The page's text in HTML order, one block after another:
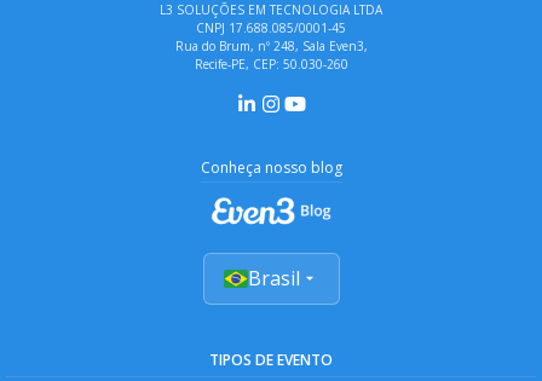
L3 SOLUÇÕES EM TECNOLOGIA LTDA
CNPJ 17.688.085/0001-45
Rua do Brum, nº 248, Sala Even3,
Recife-PE, CEP: 50.030-260
Conheça nosso blog
Brasil
TIPOS DE EVENTO